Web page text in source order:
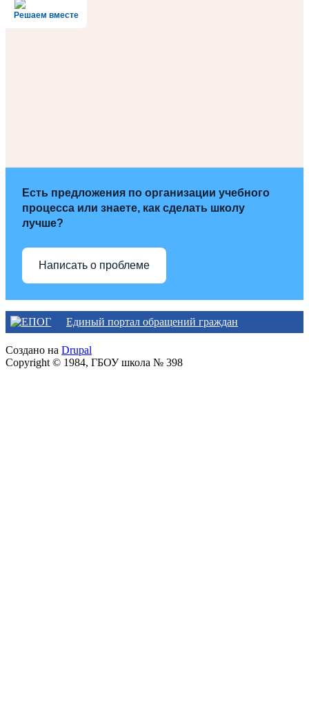
Решаем вместе
Есть предложения по организации учебного
процесса или знаете, как сделать школу
лучше?
Написать о проблеме
Единый портал обращений граждан
Создано на Drupal
Copyright © 1984, ГБОУ школа № 398